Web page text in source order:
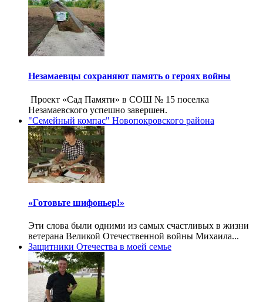
Незамаевцы сохраняют память о героях войны
Проект «Сад Памяти» в СОШ № 15 поселка
Незамаевского успешно завершен.
"Семейный компас" Новопокровского района
«Готовьте шифоньер!»
Эти слова были одними из самых счастливых в жизни
ветерана Великой Отечественной войны Михаила...
Защитники Отечества в моей семье